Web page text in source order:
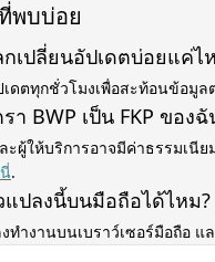
พบบ่อย
เปลี่ยนอัปเดตบ่อยแค่ไ
เดตทุกชั่วโมงเพื่อสะท้อนข้อมู
า BWP เป็น FKP ของ
ะผู้ให้บริการอาจมีค่าธรรมเนี
.
ปลงนี้บนมือถือได้ไหม?
ทำงานบนเบราว์เซอร์มือถือ แ